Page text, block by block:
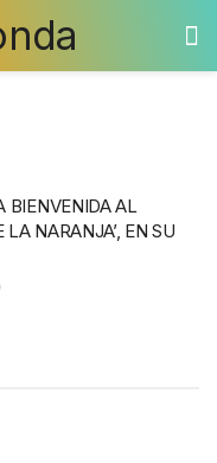
BIENVENIDA AL
NARANJA’, EN SU